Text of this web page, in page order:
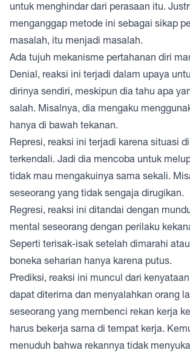
untuk menghindar dari perasaan itu.
menganggap metode ini sebagai sikap
masalah, itu menjadi masalah.
Ada tujuh mekanisme pertahanan diri
Denial, reaksi ini terjadi dalam upaya
dirinya sendiri, meskipun dia tahu apa
salah. Misalnya, dia mengaku
hanya di bawah tekanan.
Represi, reaksi ini terjadi karena situasi
terkendali. Jadi dia mencoba untuk
tidak mau mengakuinya sama sekali.
seseorang yang tidak sengaja dirugikan.
Regresi, reaksi ini ditandai dengan
mental seseorang dengan perilaku
Seperti terisak-isak setelah dimarahi
boneka seharian hanya karena putus.
Prediksi, reaksi ini muncul dari
dapat diterima dan menyalahkan orang
seseorang yang membenci rekan kerja
harus bekerja sama di tempat kerja.
menuduh bahwa rekannya tidak